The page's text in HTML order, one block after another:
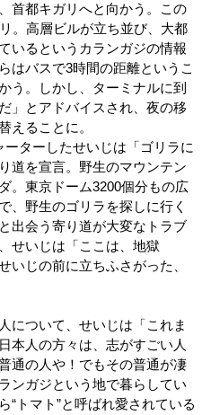
首都キガリへと向かう。この
。高層ビルが立ち並び、大都
いるというカランガジの情報
はバスで3時間の距離というこ
う。しかし、ターミナルに到
」とアドバイスされ、夜の移
えることに。
ターしたせいじは「ゴリラに
道を宣言。野生のマウンテン
。東京ドーム3200個分もの広
、野生のゴリラを探しに行く
出会う寄り道が大変なトラブ
せいじは「ここは、地獄
じの前に立ちふさがった、
について、せいじは「これま
本人の方々は、志がすごい人
通の人や！でもその普通が凄
ンガジという地で暮らしてい
“トマト”と呼ばれ愛されている